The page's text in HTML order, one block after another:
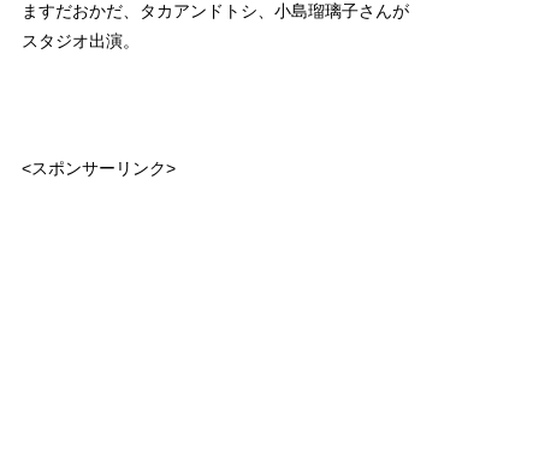
ますだおかだ、タカアンドトシ、小島瑠璃子さんが
スタジオ出演。
<スポンサーリンク>